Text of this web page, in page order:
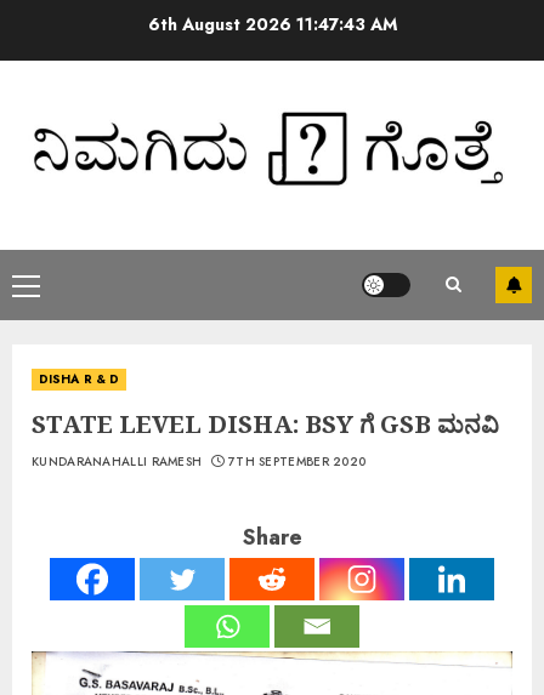
6th August 2026 11:47:44 AM
DISHA R & D
STATE LEVEL DISHA: BSY ಗೆ GSB ಮನವಿ
KUNDARANAHALLI RAMESH 7TH SEPTEMBER 2020
Share